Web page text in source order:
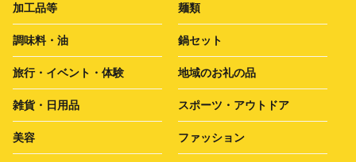
加工品等 麺類
調味料・油 鍋セット
旅行・イベント・体験 地域のお礼の品
雑貨・日用品 スポーツ・アウトドア
美容 ファッション